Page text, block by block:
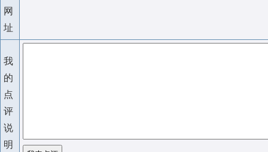
网
址
我
的
点
评
说
明